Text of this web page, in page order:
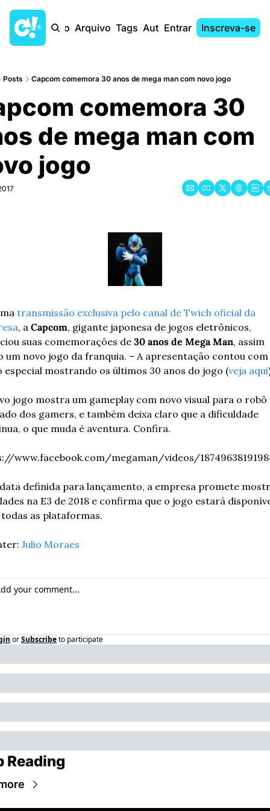
Início Arquivo Tags AutoresEntrar Inscreva-se
Posts Capcom comemora 30 anos de mega man com novo jogo
comemora 30
de mega man com
jogo
transmissão exclusiva pelo canal de Twich oficial da
, a Capcom, gigante japonesa de jogos eletrônicos,
suas comemorações de 30 anos de Mega Man, assim
um novo jogo da franquia. – A apresentação contou com
especial mostrando os últimos 30 anos do jogo (veja aqui
jogo mostra um gameplay com novo visual para o robô
dos gamers, e também deixa claro que a dificuldade
o que muda é aventura. Confira.
www.facebook.com/megaman/videos/
definida para lançamento, a empresa promete
na E3 de 2018 e confirma que o jogo estará
as plataformas.
Julio Moraes
orSubscribeto participate
Reading